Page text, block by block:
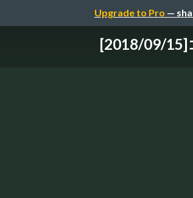
Upgrade to Pro —
[2018/09/15]